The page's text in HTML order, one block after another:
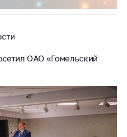
ОАО «Гомельский